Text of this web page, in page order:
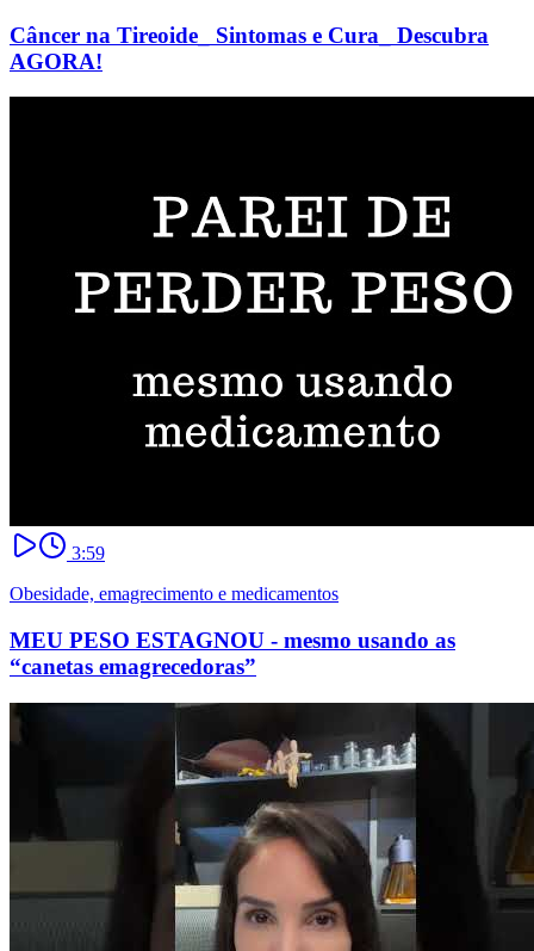
Câncer na Tireoide_ Sintomas e Cura_ Descubra
AGORA!
3:59
Obesidade, emagrecimento e medicamentos
MEU PESO ESTAGNOU - mesmo usando as
“canetas emagrecedoras”